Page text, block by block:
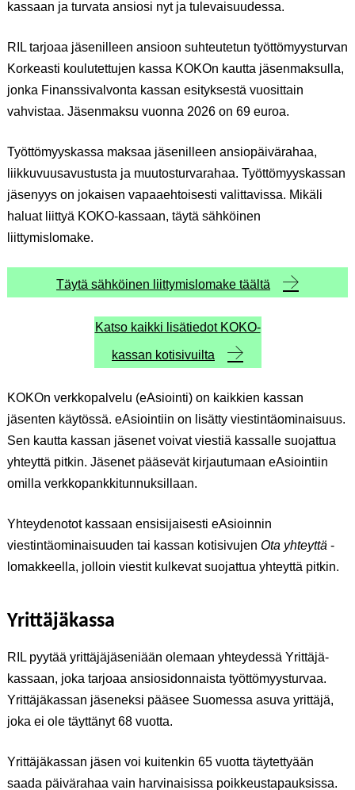
kassaan ja turvata ansiosi nyt ja tulevaisuudessa.
RIL tarjoaa jäsenilleen ansioon suhteutetun työttömyysturvan
Korkeasti koulutettujen kassa KOKOn kautta jäsenmaksulla,
jonka Finanssivalvonta kassan esityksestä vuosittain
vahvistaa. Jäsenmaksu vuonna 2026 on 69 euroa.
Työttömyyskassa maksaa jäsenilleen ansiopäivärahaa,
liikkuvuusavustusta ja muutosturvarahaa. Työttömyyskassan
jäsenyys on jokaisen vapaaehtoisesti valittavissa. Mikäli
haluat liittyä KOKO-kassaan, täytä sähköinen
liittymislomake.
Täytä sähköinen liittymislomake täältä
Katso kaikki lisätiedot KOKO-
kassan kotisivuilta
KOKOn verkkopalvelu (eAsiointi) on kaikkien kassan
jäsenten käytössä. eAsiointiin on lisätty viestintäominaisuus.
Sen kautta kassan jäsenet voivat viestiä kassalle suojattua
yhteyttä pitkin. Jäsenet pääsevät kirjautumaan eAsiointiin
omilla verkkopankkitunnuksillaan.
Yhteydenotot kassaan ensisijaisesti eAsioinnin
viestintäominaisuuden tai kassan kotisivujen Ota yhteyttä -
lomakkeella, jolloin viestit kulkevat suojattua yhteyttä pitkin.
Yrittäjäkassa
RIL pyytää yrittäjäjäseniään olemaan yhteydessä Yrittäjä-
kassaan, joka tarjoaa ansiosidonnaista työttömyysturvaa.
Yrittäjäkassan jäseneksi pääsee Suomessa asuva yrittäjä,
joka ei ole täyttänyt 68 vuotta.
Yrittäjäkassan jäsen voi kuitenkin 65 vuotta täytettyään
saada päivärahaa vain harvinaisissa poikkeustapauksissa.